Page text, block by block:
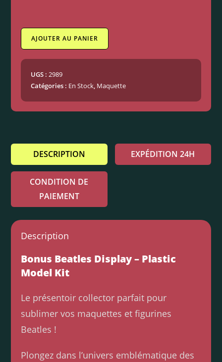
AJOUTER AU PANIER
UGS :2989
Catégories : En Stock, Maquette
DESCRIPTION EXPÉDITION 24H
CONDITION DE
PAIEMENT
Description
Bonus Beatles Display – Plastic
Model Kit
Le présentoir collector parfait pour
sublimer vos maquettes et figurines
Beatles !
Plongez dans l’univers emblématique des